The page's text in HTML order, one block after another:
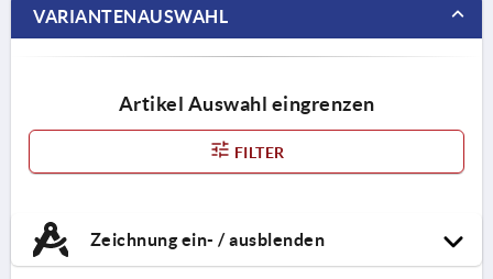
Schrauben, Scheiben und
VARIANTENAUSWAHL
Artikel Auswahl eingrenzen
FILTER
Zeichnung ein- / ausblenden